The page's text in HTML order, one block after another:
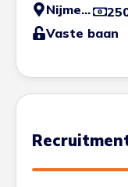
Nijmegen
Vaste baan